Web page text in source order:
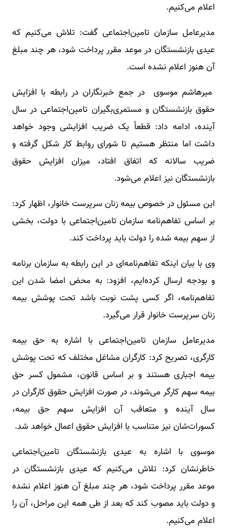
اعلام می‌کنیم.
مدیرعامل سازمان تامین‌اجتماعی گفت: تلاش می‌کنیم که
عیدی بازنشستگان در موعد مقرر پرداخت شود، هر چند مبلغ
آن هنوز اعلام نشده است.
میرهاشم موسوی در جمع خبرنگاران در رابطه با افزایش
حقوق بازنشستگان و مستمری‌بگیران تامین‌اجتماعی در سال
آینده، ادامه داد: قطعاً یک ضریب افزایشی وجود خواهد
داشت اما منتظر هستیم تا شورای روابط کار شکل گرفته و
ضریب سالانه که اتفاق افتاد، میزان افزایش حقوق
بازنشستگان نیز اعلام می‌شود.
این مسئول در خصوص بیمه زنان سرپرست خانوار، اظهار کرد:
بر اساس تفاهم‌نامه سازمان تامین‌اجتماعی با دولت، بخشی
از سهم بیمه‌ شده را دولت باید پرداخت کند.
وی با بیان اینکه تفاهم‌نامه‌ای در این رابطه به سازمان برنامه
و بودجه ارسال کرده‌ایم، افزود: به محض امضا شدن این
تفاهم‌نامه، اگر کسی پشت نوبت باشد تحت پوشش بیمه
زنان سرپرست خانوار قرار می‌گیرد.
مدیرعامل سازمان تامین‌اجتماعی با اشاره به حق بیمه
کارگری، تصریح کرد: کارگران مشاغل مختلف که تحت پوشش
بیمه اجباری هستند و بر اساس قانون، مشمول کسر حق
بیمه سهم کارگر می‌شوند، در صورت افزایش حقوق کارگران در
سال آینده و متعاقب آن افزایش سهم حق بیمه،
کسورات‌شان نیز متناسب با افزایش حقوق اعمال خواهد شد.
موسوی با اشاره به عیدی بازنشستگان تامین‌اجتماعی
خاطرنشان کرد: تلاش می‌کنیم که عیدی بازنشستگان در
موعد مقرر پرداخت شود، هر چند مبلغ آن هنوز اعلام نشده
و دولت باید مصوب کند که بعد از طی همه این مراحل، آن را
اعلام می‌کنیم.